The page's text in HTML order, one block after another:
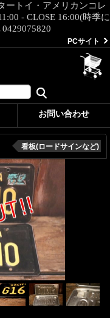
ートイ・アメリカンコレ
- CLOSE 16:00(時季に
PCサイト
お問い合わせ
看板(ロードサインなど)